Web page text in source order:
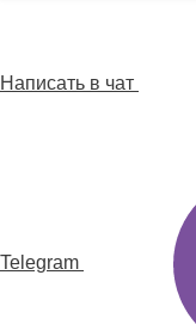
Написать в чат
Telegram